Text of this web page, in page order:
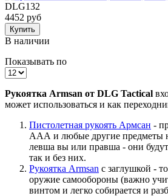
DLG132
4452 руб
Купить
В наличии
Показывать по
Рукоятка Armsan от DLG Tactical
может использоваться и как
Пистолетная рукоять Армсан -
ААА и любые другие предметы
левша вы или правша - они
так и без них.
Рукоятка Armsan с заглушкой -
оружие самообороны (важно
винтом и легко собирается и